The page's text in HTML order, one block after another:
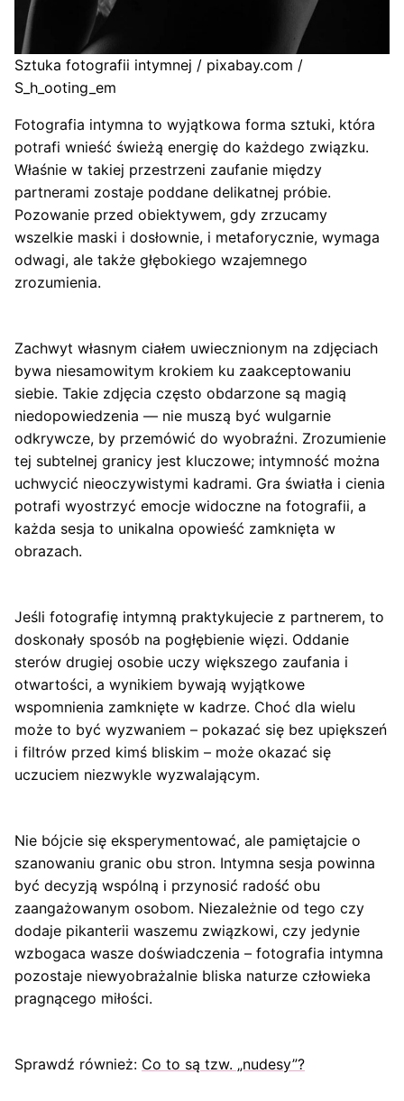
Sztuka fotografii intymnej / pixabay.com /
S_h_ooting_em
Fotografia intymna to wyjątkowa forma sztuki, która
potrafi wnieść świeżą energię do każdego związku.
Właśnie w takiej przestrzeni zaufanie między
partnerami zostaje poddane delikatnej próbie.
Pozowanie przed obiektywem, gdy zrzucamy
wszelkie maski i dosłownie, i metaforycznie, wymaga
odwagi, ale także głębokiego wzajemnego
zrozumienia.
Zachwyt własnym ciałem uwiecznionym na zdjęciach
bywa niesamowitym krokiem ku zaakceptowaniu
siebie. Takie zdjęcia często obdarzone są magią
niedopowiedzenia — nie muszą być wulgarnie
odkrywcze, by przemówić do wyobraźni. Zrozumienie
tej subtelnej granicy jest kluczowe; intymność można
uchwycić nieoczywistymi kadrami. Gra światła i cienia
potrafi wyostrzyć emocje widoczne na fotografii, a
każda sesja to unikalna opowieść zamknięta w
obrazach.
Jeśli fotografię intymną praktykujecie z partnerem, to
doskonały sposób na pogłębienie więzi. Oddanie
sterów drugiej osobie uczy większego zaufania i
otwartości, a wynikiem bywają wyjątkowe
wspomnienia zamknięte w kadrze. Choć dla wielu
może to być wyzwaniem – pokazać się bez upiększeń
i filtrów przed kimś bliskim – może okazać się
uczuciem niezwykle wyzwalającym.
Nie bójcie się eksperymentować, ale pamiętajcie o
szanowaniu granic obu stron. Intymna sesja powinna
być decyzją wspólną i przynosić radość obu
zaangażowanym osobom. Niezależnie od tego czy
dodaje pikanterii waszemu związkowi, czy jedynie
wzbogaca wasze doświadczenia – fotografia intymna
pozostaje niewyobrażalnie bliska naturze człowieka
pragnącego miłości.
Sprawdź również: Co to są tzw. „nudesy”?